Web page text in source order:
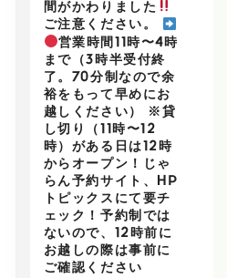
間がかわりました
ご注意ください。
営業時間11時〜4時
まで（3時半受付終
了。70分制なので余
裕をもって早めにお
越しください） ※貸
し切り（11時〜12
時）がある日は12時
からオープン！じゃ
らん予約サイト、HP
トピックスにて要チ
ェック！予約制では
ないので、12時前に
お越しの際は事前に
ご確認ください